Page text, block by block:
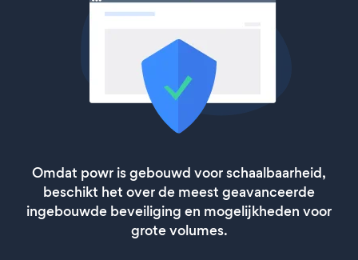
Omdat powr is gebouwd voor schaalbaarheid,
beschikt het over de meest geavanceerde
ingebouwde beveiliging en mogelijkheden voor
grote volumes.